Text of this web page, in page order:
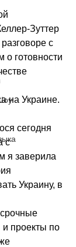
Зуттер
с
готовности
на Украине.
сегодня
с
я заверила
Украину, в
и проекты по